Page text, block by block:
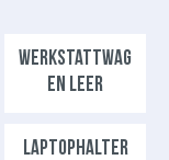
WERKSTATTWAG
EN LEER
LAPTOPHALTER